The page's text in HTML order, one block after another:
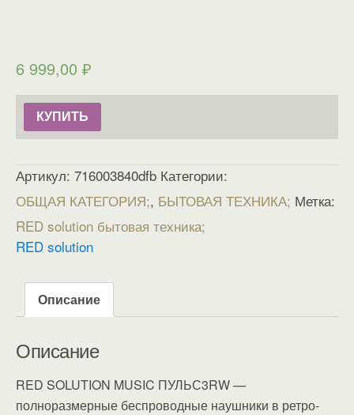
6 999,00 ₽
КУПИТЬ
Артикул: 716003840dfb Категории:
ОБЩАЯ КАТЕГОРИЯ , БЫТОВАЯ ТЕХНИКА Метка:
RED solution бытовая техника
RED solution
Описание
Описание
RED SOLUTION MUSIC ПУЛЬС3RW —
полноразмерные беспроводные наушники в ретро-